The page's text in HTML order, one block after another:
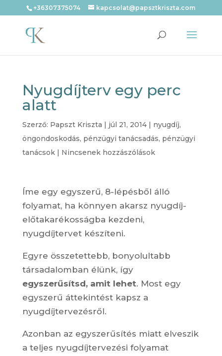
+36307375074 kapcsolat@papsztkriszta.com
Nyugdíjterv egy perc
alatt
Szerző: Papszt Kriszta | júl 21, 2014| nyugdíj,
öngondoskodás, pénzügyi tanácsadás, pénzügyi
tanácsok| Nincsenek hozzászólások
Íme egy egyszerű, 8-lépésből álló
folyamat, ha könnyen akarsz nyugdíj-
előtakarékosságba kezdeni,
nyugdíjtervet készíteni.
Egyre összetettebb, bonyolultabb
társadalomban élünk, így
egyszerűsítsd, amit lehet. Most egy
egyszerű áttekintést kapsz a
nyugdíjtervezésről.
Azonban az egyszerűsítés miatt elveszik
a teljes nyugdíjtervezési folyamat